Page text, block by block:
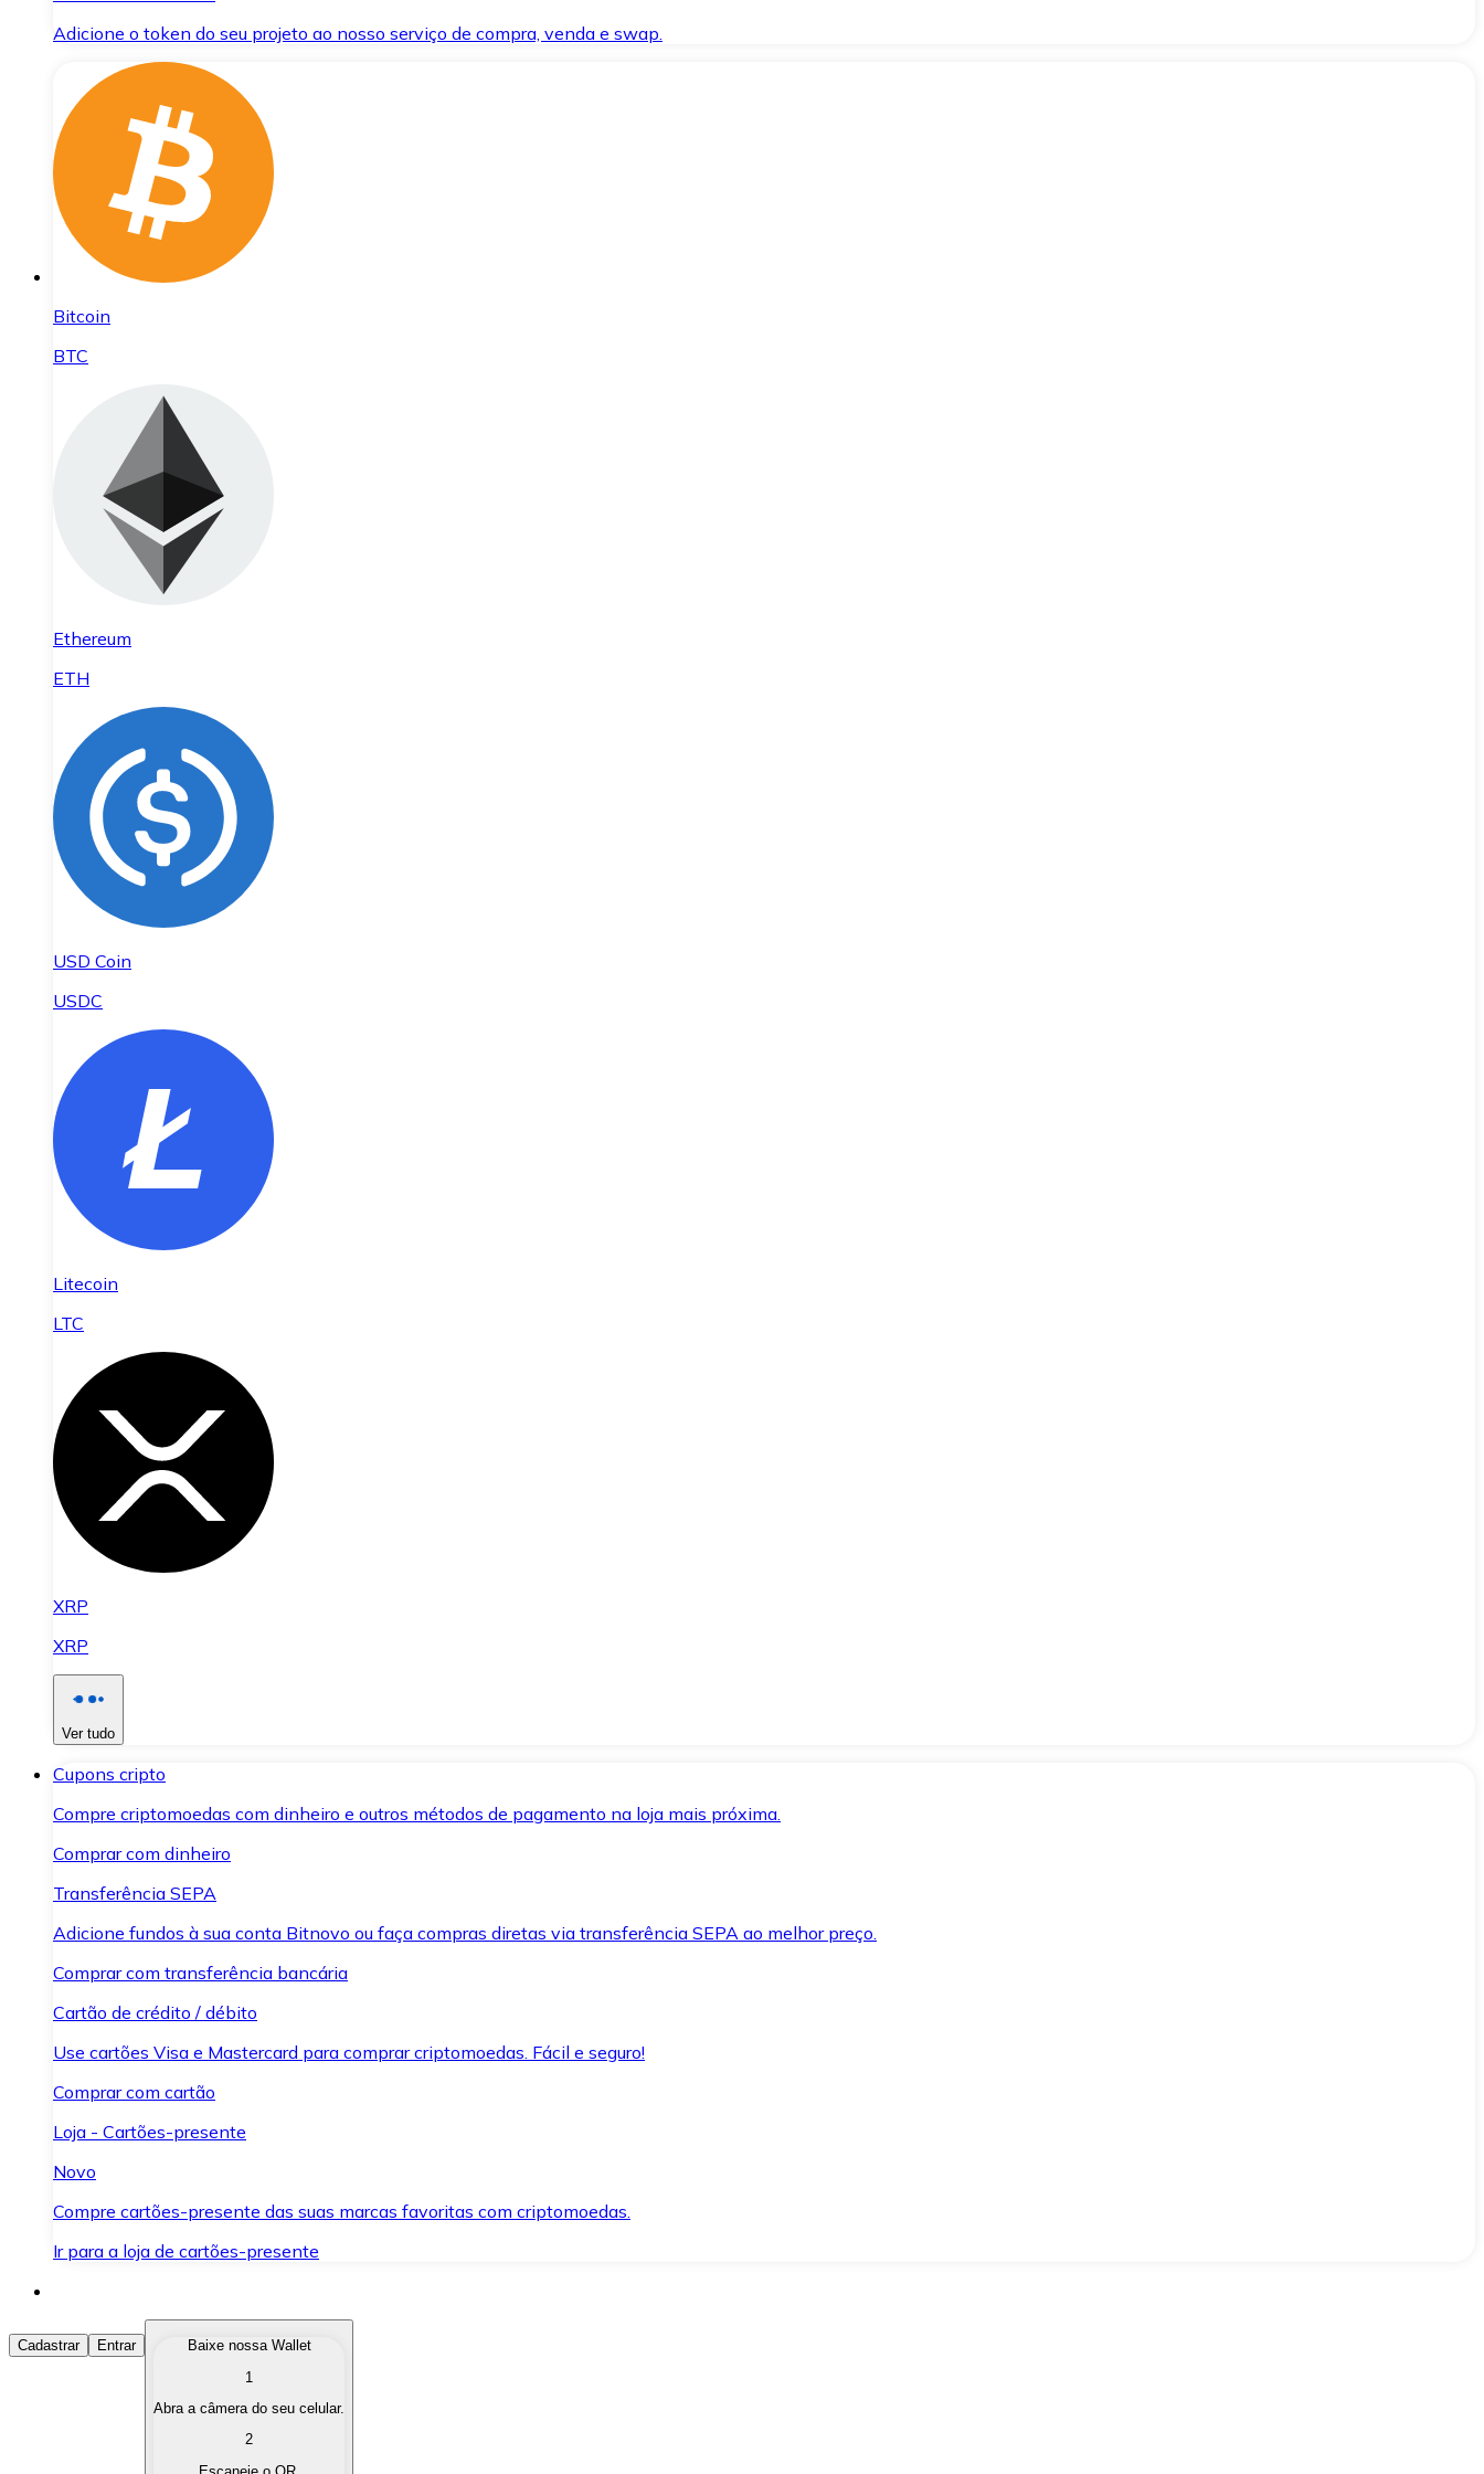
Adicione o token do seu projeto ao nosso serviço de compra, venda e swap.
Bitcoin
BTC
Ethereum
ETH
USD Coin
USDC
Litecoin
LTC
XRP
XRP
Ver tudo
Cupons cripto
Compre criptomoedas com dinheiro e outros métodos de pagamento na loja mais próxima.
Comprar com dinheiro
Transferência SEPA
Adicione fundos à sua conta Bitnovo ou faça compras diretas via transferência SEPA ao melhor preço.
Comprar com transferência bancária
Cartão de crédito / débito
Use cartões Visa e Mastercard para comprar criptomoedas. Fácil e seguro!
Comprar com cartão
Loja - Cartões-presente
Novo
Compre cartões-presente das suas marcas favoritas com criptomoedas.
Ir para a loja de cartões-presente
Comprar Criptomoedas
Compre as criptomoedas de seu interesse de forma rápida e segura.
Converta suas criptomoedas em moeda fiduciária quando precisar.
Cadastrar Entrar
Baixe nossa Wallet
1
Abra a câmera do seu celular.
2